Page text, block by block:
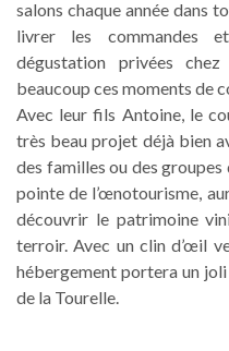
salons chaque année dans
livrer les commandes
dégustation privées
beaucoup ces moments de
Avec leur fils Antoine, le
très beau projet déjà bien
des familles ou des groupes
pointe de l’œnotourisme,
découvrir le patrimoine
terroir. Avec un clin d’œil
hébergement portera un
de la Tourelle.